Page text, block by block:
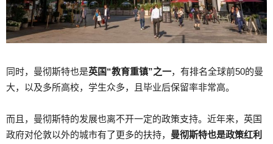
同时，曼彻斯特也是英国“教育重镇”之一，有排名全球前50的曼
大，以及多所高校，学生众多，且毕业后保留率非常高。
而且，曼彻斯特的发展也离不开一定的政策支持。近年来，英国
政府对伦敦以外的城市有了更多的扶持， 曼彻斯特也是政策红利